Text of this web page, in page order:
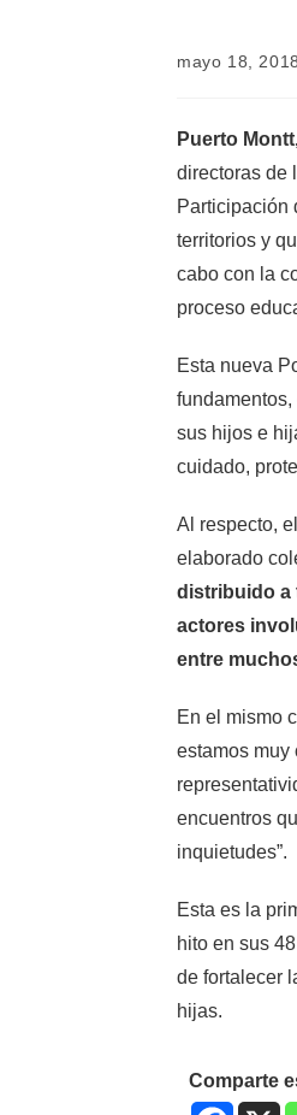
mayo 18, 2018
Puerto
directoras de
Participación
territorios y
cabo con la
proceso
Esta nueva
sus hijos e
cuidado,
Al respecto, el
elaborado
distribuido a
actores
entre
En el mismo
estamos muy
encuentros
inquietudes”.
Esta es la
hito en sus
de fortalecer
hijas.
Comparte